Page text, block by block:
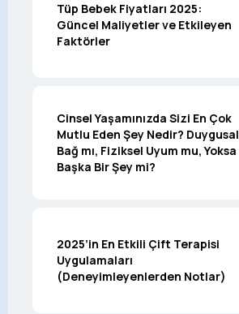
Tüp Bebek Fiyatları 2025:
Güncel Maliyetler ve Etkileyen
Faktörler
Cinsel Yaşamınızda Sizi En Çok
Mutlu Eden Şey Nedir? Duygusal
Bağ mı, Fiziksel Uyum mu, Yoksa
Başka Bir Şey mi?
2025’in En Etkili Çift Terapisi
Uygulamaları
(Deneyimleyenlerden Notlar)